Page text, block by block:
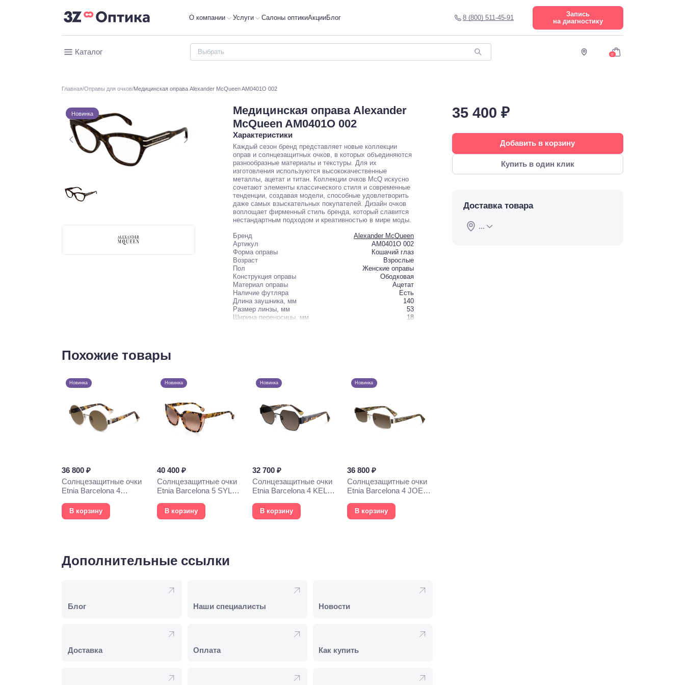
О компании Услуги Салоны оптикиАкцииБлог 8 (800) 511-45-91
Запись
на диагностику
Каталог 0
Главная Оправы для очков Медицинская оправа Alexander McQueen AM0401O 002
Новинка
Медицинская оправа Alexander
McQueen AM0401O 002
Характеристики
Каждый сезон бренд представляет новые коллекции
оправ и солнцезащитных очков, в которых объединяются
разнообразные материалы и текстуры. Для их
изготовления используются высококачественные
металлы, ацетат и титан. Коллекции очков McQ искусно
сочетают элементы классического стиля и современные
тенденции, создавая модели, способные удовлетворить
даже самых взыскательных покупателей. Дизайн очков
воплощает фирменный стиль бренда, который славится
нестандартным подходом и креативностью в мире моды.
Бренд
Alexander McQueen
Артикул
AM0401O 002
Форма оправы
Кошачий глаз
Возраст
Взрослые
Пол
Женские оправы
Конструкция оправы
Ободковая
Материал оправы
Ацетат
Наличие футляра
Есть
Длина заушника, мм
140
Размер линзы, мм
53
Ширина переносицы, мм
18
35 400 ₽
Добавить в корзину
Купить в один клик
Доставка товара
...
Похожие товары
Новинка
36 800 ₽
Солнцезащитные очки
Etnia Barcelona 4
В корзину
Новинка
40 400 ₽
Солнцезащитные очки
Etnia Barcelona 5 SYLYS
В корзину
Новинка
32 700 ₽
Солнцезащитные очки
Etnia Barcelona 4 KELLY
В корзину
Новинка
36 800 ₽
Солнцезащитные очки
Etnia Barcelona 4 JOEY
В корзину
Дополнительные ссылки
Блог Наши специалисты Новости
Доставка Оплата Как купить